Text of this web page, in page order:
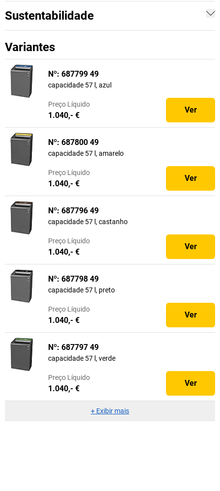
Sustentabilidade
Variantes
Nº: 687799 49
capacidade 57 l, azul
Preço Líquido
1.040,- €
Ver
Nº: 687800 49
capacidade 57 l, amarelo
Preço Líquido
1.040,- €
Ver
Nº: 687796 49
capacidade 57 l, castanho
Preço Líquido
1.040,- €
Ver
Nº: 687798 49
capacidade 57 l, preto
Preço Líquido
1.040,- €
Ver
Nº: 687797 49
capacidade 57 l, verde
Preço Líquido
1.040,- €
Ver
+ Exibir mais